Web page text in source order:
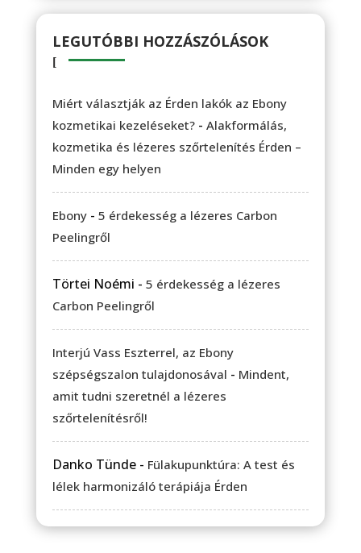
LEGUTÓBBI HOZZÁSZÓLÁSOK
Miért választják az Érden lakók az Ebony
kozmetikai kezeléseket?- Alakformálás,
kozmetika és lézeres szőrtelenítés Érden –
Minden egy helyen
Ebony- 5 érdekesség a lézeres Carbon
Peelingről
Törtei Noémi - 5 érdekesség a lézeres
Carbon Peelingről
Interjú Vass Eszterrel, az Ebony
szépségszalon tulajdonosával - Mindent,
amit tudni szeretnél a lézeres
szőrtelenítésről!
Danko Tünde- Fülakupunktúra: A test és
lélek harmonizáló terápiája Érden